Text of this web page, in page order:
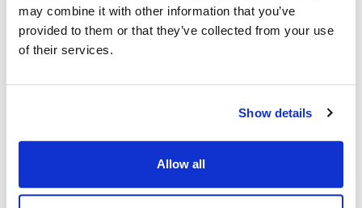
may combine it with other information that you’ve
provided to them or that they’ve collected from your use
of their services.
Show details
Allow all
Härkäpellonkuja 2, Hirvensalo